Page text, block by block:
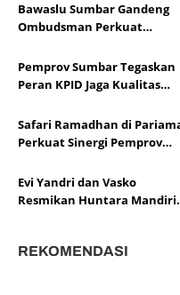
Bawaslu Sumbar Gandeng
Ombudsman Perkuat
Pelayanan Publik
Pemprov Sumbar Tegaskan
Peran KPID Jaga Kualitas
Safari Ramadhan di
Perkuat Sinergi Pemprov
Evi Yandri dan Vasko
Resmikan Huntara Mandiri
REKOMENDASI